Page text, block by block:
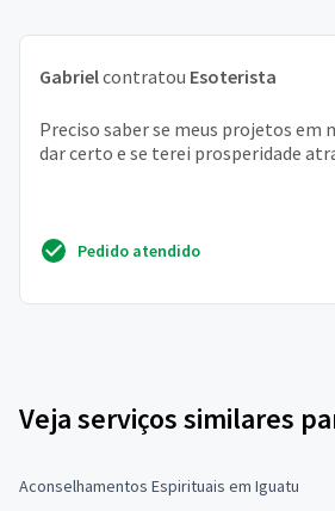
Gabrielcontratou Esoterista
Preciso saber se meus projetos em
dar certo e se terei prosperidade
Pedido atendido
Veja serviços similares
Aconselhamentos Espirituais em Iguatu